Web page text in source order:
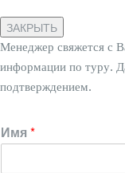
ЗАКРЫТЬ
Менеджер свяжется с
информации по туру.
подтверждением.
Имя*